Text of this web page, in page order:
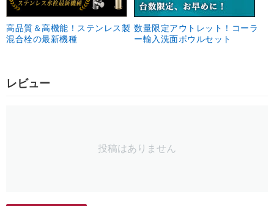
高品質＆高機能！ステンレス製
混合栓の最新機種
数量限定アウトレット！コーラ
ー輸入洗面ボウルセット
レビュー
投稿はありません